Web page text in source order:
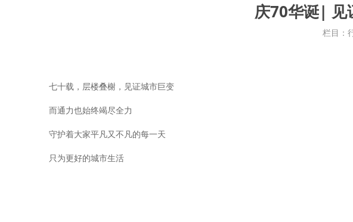
庆70华诞| 见
栏目：
七十载，层楼叠榭，见证城市巨变
而通力也始终竭尽全力
守护着大家平凡又不凡的每一天
只为更好的城市生活